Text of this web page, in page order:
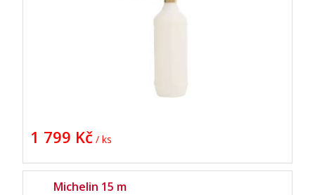
1 799 Kč / ks
Michelin 15 m